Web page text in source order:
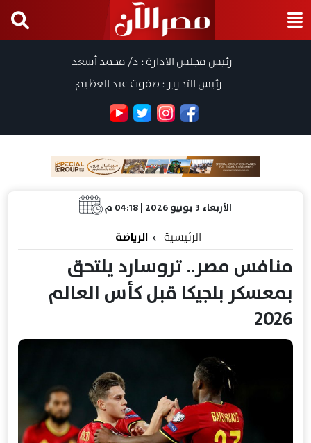
رئيس مجلس الادارة : د/ محمد أسعد
رئيس التحرير : صفوت عبد العظيم
الأربعاء 3 يونيو 2026 | 04:18 م
الرئيسية الرياضة
منافس مصر.. تروسارد يلتحق
بمعسكر بلجيكا قبل كأس العالم
2026